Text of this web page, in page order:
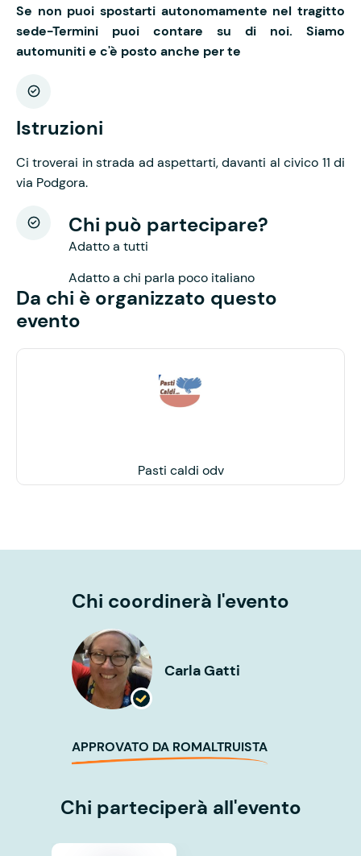
Se non puoi spostarti autonomamente nel tragitto
sede-Termini puoi contare su di noi. Siamo
automuniti e c'è posto anche per te
Istruzioni
Ci troverai in strada ad aspettarti, davanti al civico 11 di
via Podgora.
Chi può partecipare?
Adatto a tutti
Adatto a chi parla poco italiano
Da chi è organizzato questo
evento
Pasti caldi odv
Chi coordinerà l'evento
Carla Gatti
APPROVATO DA ROMALTRUISTA
Chi parteciperà all'evento